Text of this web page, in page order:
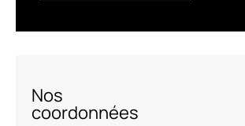
Nos
coordonnées